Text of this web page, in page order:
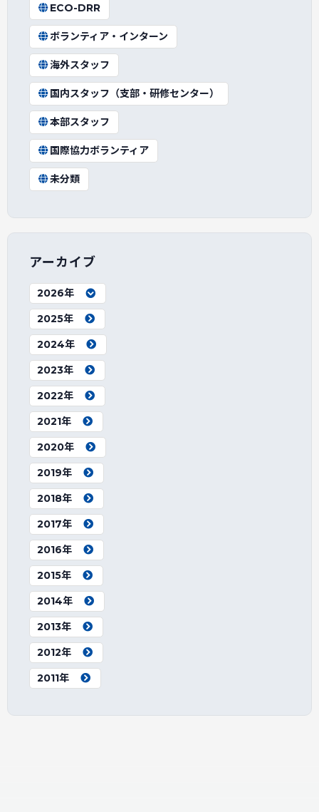
ECO-DRR
ボランティア・インターン
海外スタッフ
国内スタッフ（支部・研修センター）
本部スタッフ
国際協力ボランティア
未分類
アーカイブ
2026年
2025年
2024年
2023年
2022年
2021年
2020年
2019年
2018年
2017年
2016年
2015年
2014年
2013年
2012年
2011年